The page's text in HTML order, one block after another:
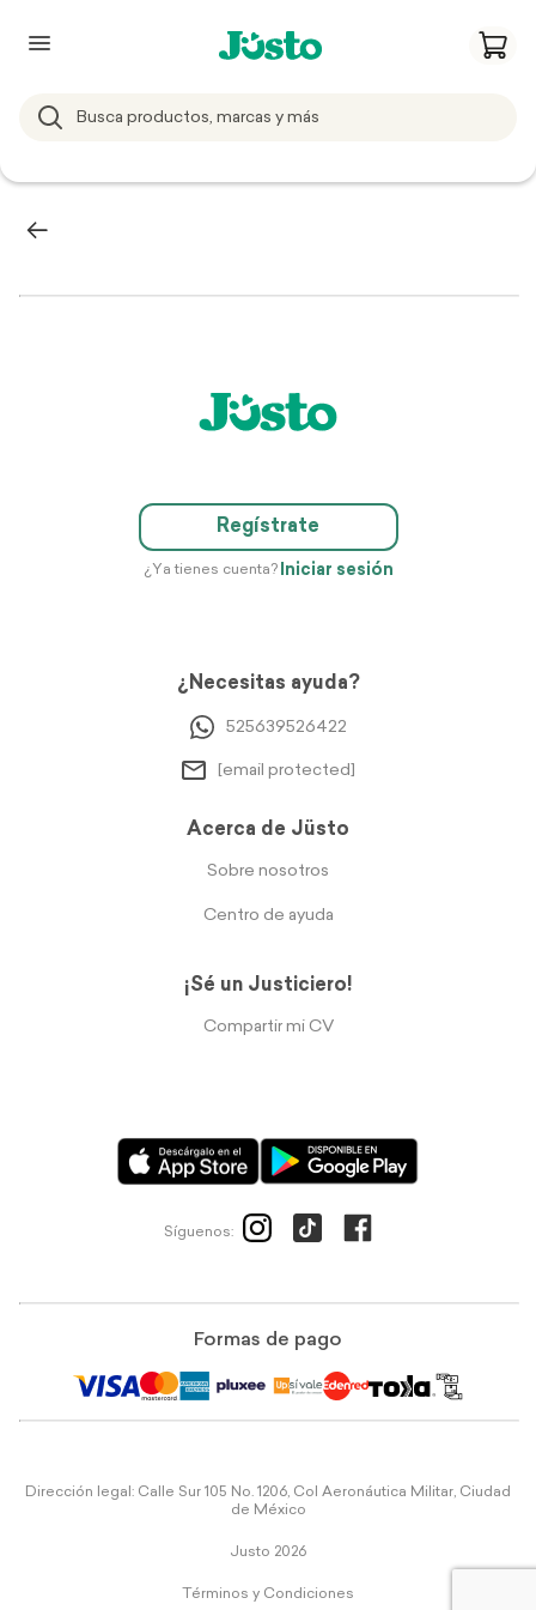
Regístrate
¿Ya tienes cuenta? Iniciar sesión
¿Necesitas ayuda?
525639526422
[email protected]
Acerca de Jüsto
Sobre nosotros
Centro de ayuda
¡Sé un Justiciero!
Compartir mi CV
Síguenos:
Formas de pago
Dirección legal: Calle Sur 105 No. 1206, Col Aeronáutica Militar, Ciudad
de México
Justo 2026
Términos y Condiciones